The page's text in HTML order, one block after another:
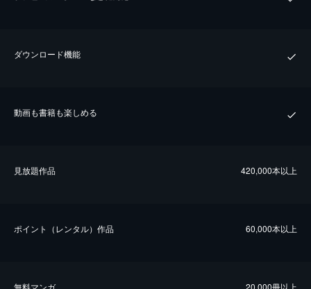
ダウンロード機能
動画も書籍も楽しめる
⾒放題作品 420,000本以上
ポイント（レンタル）作品 60,000本以上